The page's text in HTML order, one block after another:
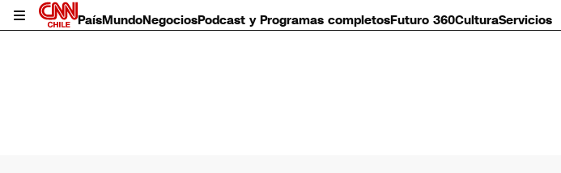
PaísMundoNegociosPodcast y Programas completosFuturo 360CulturaServicios